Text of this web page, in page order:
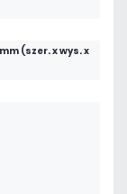
mm (szer. x wys. x